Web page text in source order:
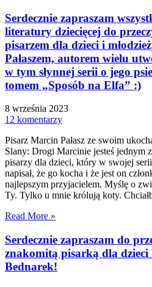
Serdecznie zapraszam
literatury dziecięcej do
pisarzem dla dzieci i
Pałaszem, autorem wielu
w tym słynnej serii o jego
tomem „Sposób na Elfa” :)
8 września 2023
12 komentarzy
Pisarz Marcin Pałasz ze swoim
Slany: Drogi Marcinie jesteś jednym
pisarzy dla dzieci, który w swojej
napisał, że go kocha i że jest on
najlepszym przyjacielem. Myślę o
Ty. Tylko u mnie królują koty.
Read More »
Serdecznie zapraszam do
znakomitą pisarką dla dzieci
Bednarek!